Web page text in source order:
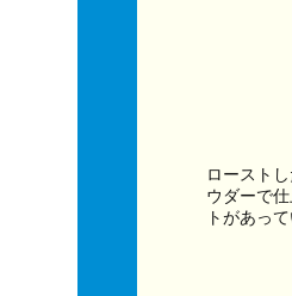
ロースト
ウダーで
トがあっ